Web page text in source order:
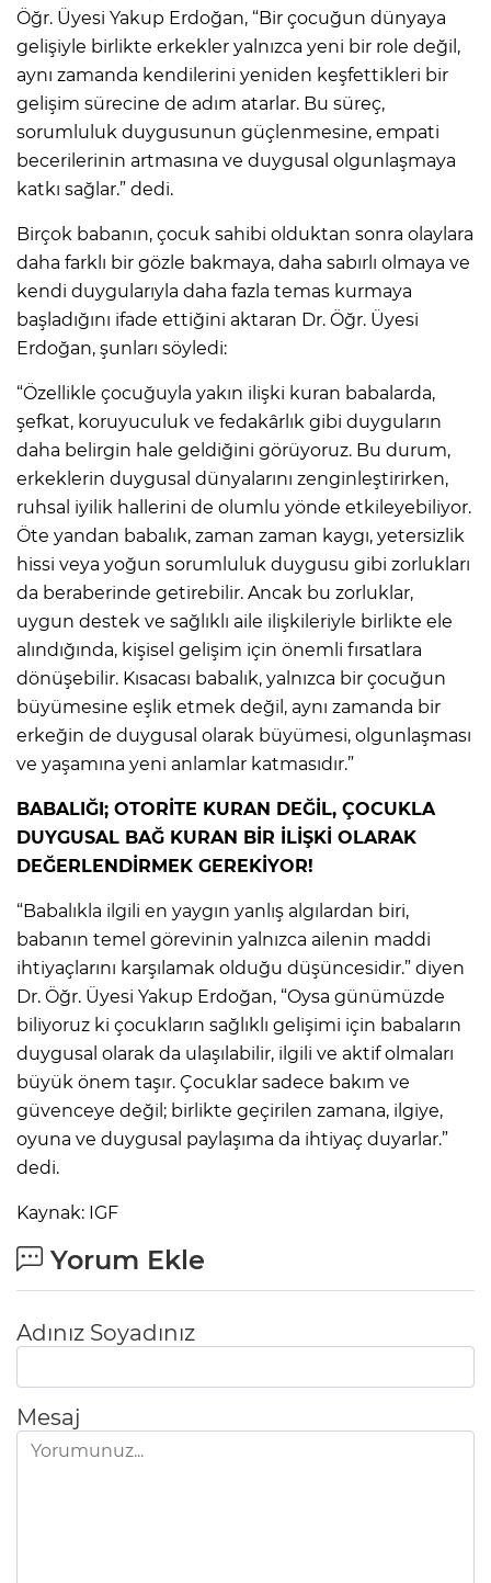
Öğr. Üyesi Yakup Erdoğan, “Bir çocuğun dünyaya
gelişiyle birlikte erkekler yalnızca yeni bir role değil,
aynı zamanda kendilerini yeniden keşfettikleri bir
gelişim sürecine de adım atarlar. Bu süreç,
sorumluluk duygusunun güçlenmesine, empati
becerilerinin artmasına ve duygusal olgunlaşmaya
katkı sağlar.” dedi.
Birçok babanın, çocuk sahibi olduktan sonra olaylara
daha farklı bir gözle bakmaya, daha sabırlı olmaya ve
kendi duygularıyla daha fazla temas kurmaya
başladığını ifade ettiğini aktaran Dr. Öğr. Üyesi
Erdoğan, şunları söyledi:
“Özellikle çocuğuyla yakın ilişki kuran babalarda,
şefkat, koruyuculuk ve fedakârlık gibi duyguların
daha belirgin hale geldiğini görüyoruz. Bu durum,
erkeklerin duygusal dünyalarını zenginleştirirken,
ruhsal iyilik hallerini de olumlu yönde etkileyebiliyor.
Öte yandan babalık, zaman zaman kaygı, yetersizlik
hissi veya yoğun sorumluluk duygusu gibi zorlukları
da beraberinde getirebilir. Ancak bu zorluklar,
uygun destek ve sağlıklı aile ilişkileriyle birlikte ele
alındığında, kişisel gelişim için önemli fırsatlara
dönüşebilir. Kısacası babalık, yalnızca bir çocuğun
büyümesine eşlik etmek değil, aynı zamanda bir
erkeğin de duygusal olarak büyümesi, olgunlaşması
ve yaşamına yeni anlamlar katmasıdır.”
BABALIĞI; OTORİTE KURAN DEĞİL, ÇOCUKLA
DUYGUSAL BAĞ KURAN BİR İLİŞKİ OLARAK
DEĞERLENDİRMEK GEREKİYOR!
“Babalıkla ilgili en yaygın yanlış algılardan biri,
babanın temel görevinin yalnızca ailenin maddi
ihtiyaçlarını karşılamak olduğu düşüncesidir.” diyen
Dr. Öğr. Üyesi Yakup Erdoğan, “Oysa günümüzde
biliyoruz ki çocukların sağlıklı gelişimi için babaların
duygusal olarak da ulaşılabilir, ilgili ve aktif olmaları
büyük önem taşır. Çocuklar sadece bakım ve
güvenceye değil; birlikte geçirilen zamana, ilgiye,
oyuna ve duygusal paylaşıma da ihtiyaç duyarlar.”
dedi.
Kaynak: IGF
Yorum Ekle
Adınız Soyadınız
Mesaj